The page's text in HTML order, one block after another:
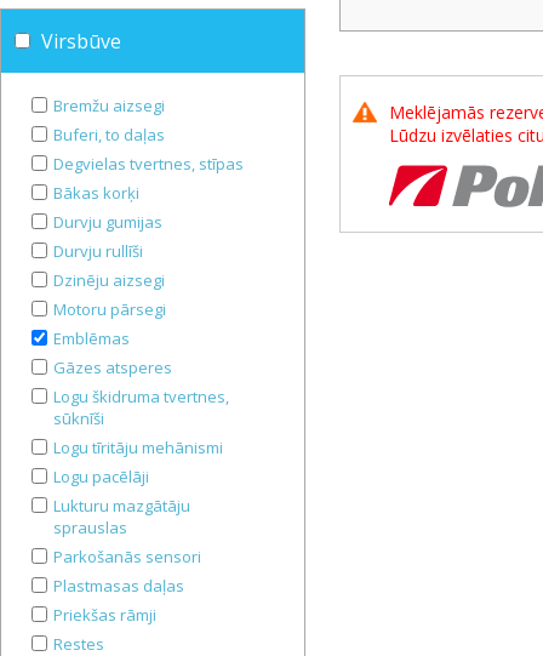
Virsbūve
Bremžu aizsegi
Buferi, to daļas
Degvielas tvertnes, stīpas
Bākas korķi
Durvju gumijas
Durvju rullīši
Dzinēju aizsegi
Motoru pārsegi
Emblēmas
Gāzes atsperes
Logu škidruma tvertnes,
sūknīši
Logu tīritāju mehānismi
Logu pacēlāji
Lukturu mazgātāju
sprauslas
Parkošanās sensori
Plastmasas daļas
Priekšas rāmji
Restes
Meklējamās
Lūdzu izvēlaties